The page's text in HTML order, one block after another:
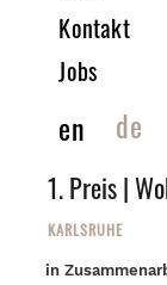
Kontakt
Jobs
en de
1. Preis |
KARLSRUHE
in